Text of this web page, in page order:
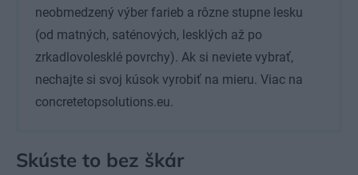
neobmedzený výber farieb a rôzne stupne lesku
(od matných, saténových, lesklých až po
zrkadlovolesklé povrchy). Ak si neviete vybrať,
nechajte si svoj kúsok vyrobiť na mieru. Viac na
concretetopsolutions.eu.
Skúste to bez škár